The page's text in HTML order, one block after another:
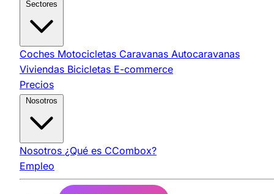
Coches Motocicletas Caravanas Autocaravanas
Viviendas Bicicletas E-commerce
Precios
Nosotros ¿Qué es CCombox?
Empleo